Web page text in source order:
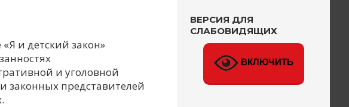
и детский закон»
и уголовной
законных представителей
ВЕРСИЯ ДЛЯ
СЛАБОВИДЯЩИХ
ВКЛЮЧИТЬ